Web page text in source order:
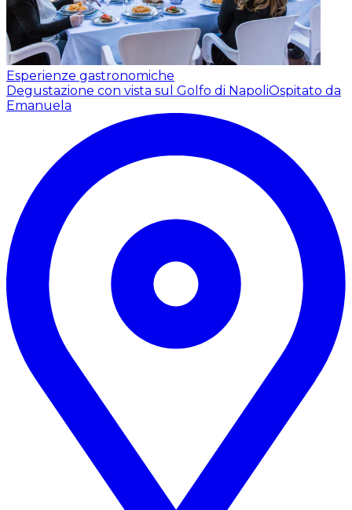
Esperienze gastronomiche
Degustazione con vista sul Golfo di NapoliOspitato da
Emanuela